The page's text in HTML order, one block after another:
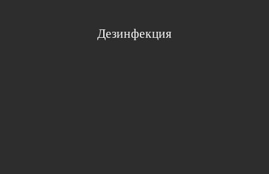
Дезинфекция